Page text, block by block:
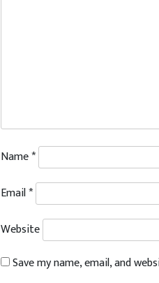
Name*
Email*
Website
Save my name, email, and